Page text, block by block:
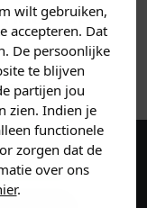
wilt gebruiken,
accepteren. Dat
De persoonlijke
te blijven
partijen jou
zien. Indien je
functionele
zorgen dat de
over ons
.
5%
op